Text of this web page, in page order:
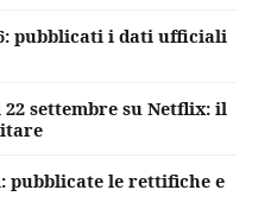
pubblicati i dati ufficiali
settembre su Netflix: il
pubblicate le rettifiche e